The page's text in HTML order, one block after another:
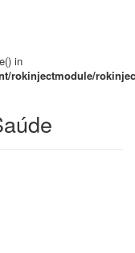
in
rokinjectmodule/